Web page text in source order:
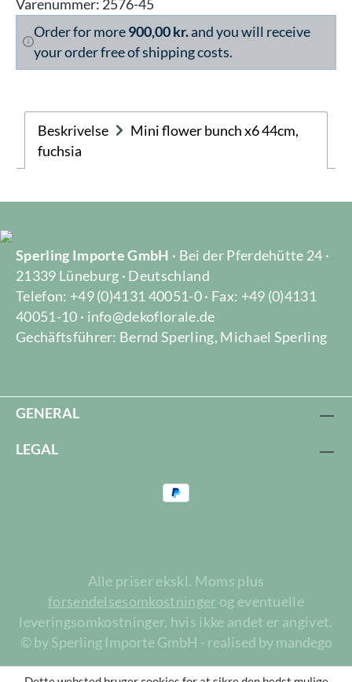
Varenummer: 2576-45
Order for more900,00 kr.and you will receive
your order free of shipping costs.
Beskrivelse
Mini flower bunch x6 44cm,
fuchsia
Sperling Importe GmbH · Bei der Pferdehütte 24 ·
21339 Lüneburg · Deutschland
Telefon: +49 (0)4131 40051-0 · Fax: +49 (0)4131
40051-10 · info@dekoflorale.de
Gechäftsführer: Bernd Sperling, Michael Sperling
GENERAL
LEGAL
Alle priser ekskl. Moms plus
forsendelsesomkostninger og eventuelle
leveringsomkostninger, hvis ikke andet er angivet.
© by Sperling Importe GmbH - realised by mandego